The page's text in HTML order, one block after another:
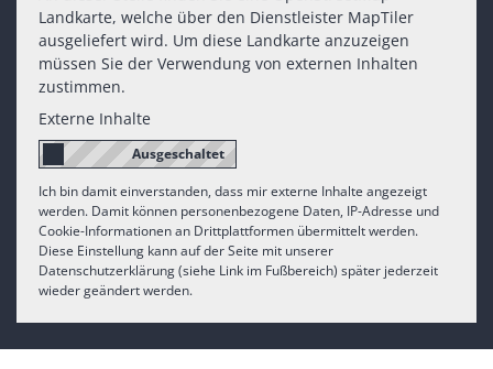
Landkarte, welche über den Dienstleister MapTiler
ausgeliefert wird. Um diese Landkarte anzuzeigen
müssen Sie der Verwendung von externen Inhalten
zustimmen.
Externe Inhalte
Ich bin damit einverstanden, dass mir externe Inhalte angezeigt
werden. Damit können personenbezogene Daten, IP-Adresse und
Cookie-Informationen an Drittplattformen übermittelt werden.
Diese Einstellung kann auf der Seite mit unserer
Datenschutzerklärung (siehe Link im Fußbereich) später jederzeit
wieder geändert werden.